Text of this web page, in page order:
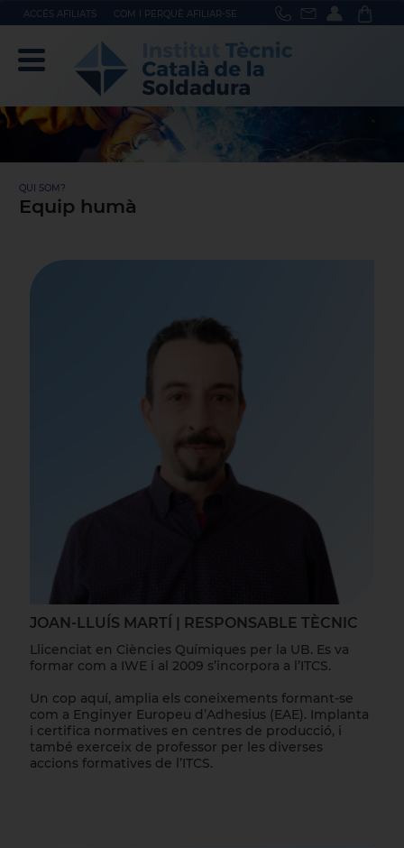
ACCÉS AFILIATS COM I PERQUÈ AFILIAR-SE
QUI SOM?
Equip humà
JOAN-LLUÍS MARTÍ | RESPONSABLE TÈCNIC
Llicenciat en Ciències Químiques per la UB. Es va
formar com a IWE i al 2009 s’incorpora a l’ITCS.
Un cop aquí, amplia els coneixements formant-se
com a Enginyer Europeu d’Adhesius (EAE). Implanta
i certifica normatives en centres de producció, i
també exerceix de professor per les diverses
accions formatives de l’ITCS.